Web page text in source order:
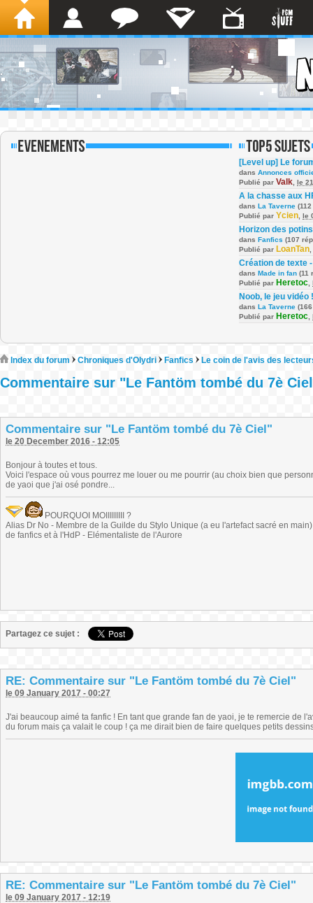
[Level up] Le
dans Annonces
Publié par Valk le
A la chasse aux
dans La Taverne
Publié par Ycien le
Horizon des potins
dans Fanfics (107
Publié par LoanTan
Création de texte
dans Made in fan (11
Publié par Heretoc
Noob, le jeu vidéo !
dans La Taverne
Publié par Heretoc
Index du forum Chroniques d'Olydri Fanfics Le coin de l'avis des
Commentaire sur "Le Fantöm tombé du 7è
Commentaire sur "Le Fantöm tombé du 7è Ciel"
le 20 December 2016 - 12:05
Bonjour à toutes et tous.
Voici l'espace où vous pourrez me louer ou me pourrir (au choix bien que
de yaoi que j'ai osé pondre...
POURQUOI MOIIIIIIIII ?
Alias Dr No - Membre de la Guilde du Stylo Unique (a eu l'artefact sacré en
de fanfics et à l'HdP - Elémentaliste de l'Aurore
Partagez ce sujet :
RE: Commentaire sur "Le Fantöm tombé du 7è Ciel"
le 09 January 2017 - 00:27
J'ai beaucoup aimé ta fanfic ! En tant que grande fan de yaoi, je te remercie de
du forum mais ça valait le coup ! ça me dirait bien de faire quelques petits
RE: Commentaire sur "Le Fantöm tombé du 7è Ciel"
le 09 January 2017 - 12:19